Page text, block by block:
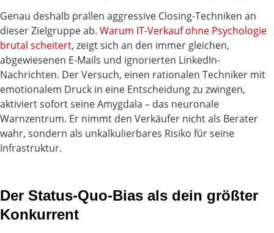
Genau deshalb prallen aggressive Closing-Techniken an
dieser Zielgruppe ab. Warum IT-Verkauf ohne Psychologie
brutal scheitert, zeigt sich an den immer gleichen,
abgewiesenen E-Mails und ignorierten LinkedIn-
Nachrichten. Der Versuch, einen rationalen Techniker mit
emotionalem Druck in eine Entscheidung zu zwingen,
aktiviert sofort seine Amygdala – das neuronale
Warnzentrum. Er nimmt den Verkäufer nicht als Berater
wahr, sondern als unkalkulierbares Risiko für seine
Infrastruktur.
Der Status-Quo-Bias als dein größter
Konkurrent